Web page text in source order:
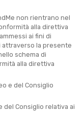
non rientrano nel
alla direttiva
ai fini di
la presente
schema di
alla direttiva
e del Consiglio
del Consiglio relativa ai